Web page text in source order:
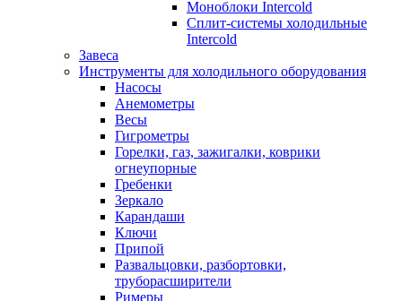
Моноблоки Intercold
Сплит-системы холодильные
Intercold
Завеса
Инструменты для холодильного оборудования
Насосы
Анемометры
Весы
Гигрометры
Горелки, газ, зажигалки, коврики
огнеупорные
Гребенки
Зеркало
Карандаши
Ключи
Припой
Развальцовки, разбортовки,
труборасширители
Римеры